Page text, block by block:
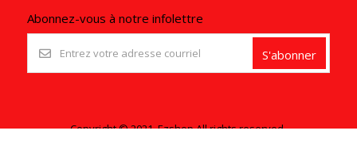
Abonnez-vous à notre infolettre
S'abonner
Copyright © 2021. Ezshop All rights reserved.